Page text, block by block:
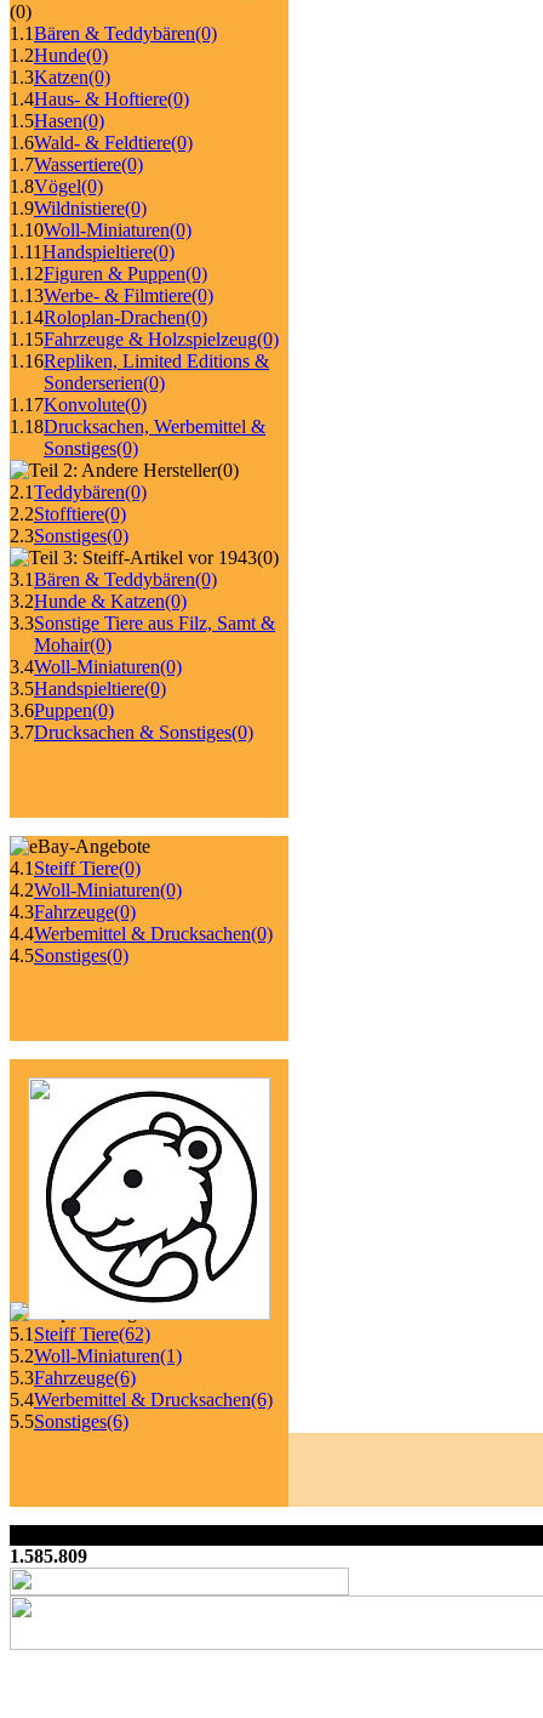
(0)
1.1Bären & Teddybären(0)
1.2Hunde(0)
1.3Katzen(0)
1.4Haus- & Hoftiere(0)
1.5Hasen(0)
1.6Wald- & Feldtiere(0)
1.7Wassertiere(0)
1.8Vögel(0)
1.9Wildnistiere(0)
1.10Woll-Miniaturen(0)
1.11Handspieltiere(0)
1.12Figuren & Puppen(0)
1.13Werbe- & Filmtiere(0)
1.14Roloplan-Drachen(0)
1.15Fahrzeuge & Holzspielzeug(0)
1.16Repliken, Limited Editions &
Sonderserien(0)
1.17Konvolute(0)
1.18Drucksachen, Werbemittel &
Sonstiges(0)
(0)
2.1Teddybären(0)
2.2Stofftiere(0)
2.3Sonstiges(0)
(0)
3.1Bären & Teddybären(0)
3.2Hunde & Katzen(0)
3.3Sonstige Tiere aus Filz, Samt &
Mohair(0)
3.4Woll-Miniaturen(0)
3.5Handspieltiere(0)
3.6Puppen(0)
3.7Drucksachen & Sonstiges(0)
4.1 Steiff Tiere(0)
4.2Woll-Miniaturen(0)
4.3Fahrzeuge(0)
4.4Werbemittel & Drucksachen(0)
4.5Sonstiges(0)
5.1 Steiff Tiere(62)
5.2Woll-Miniaturen(1)
5.3Fahrzeuge(6)
5.4Werbemittel & Drucksachen(6)
5.5Sonstiges(6)
1.585.809